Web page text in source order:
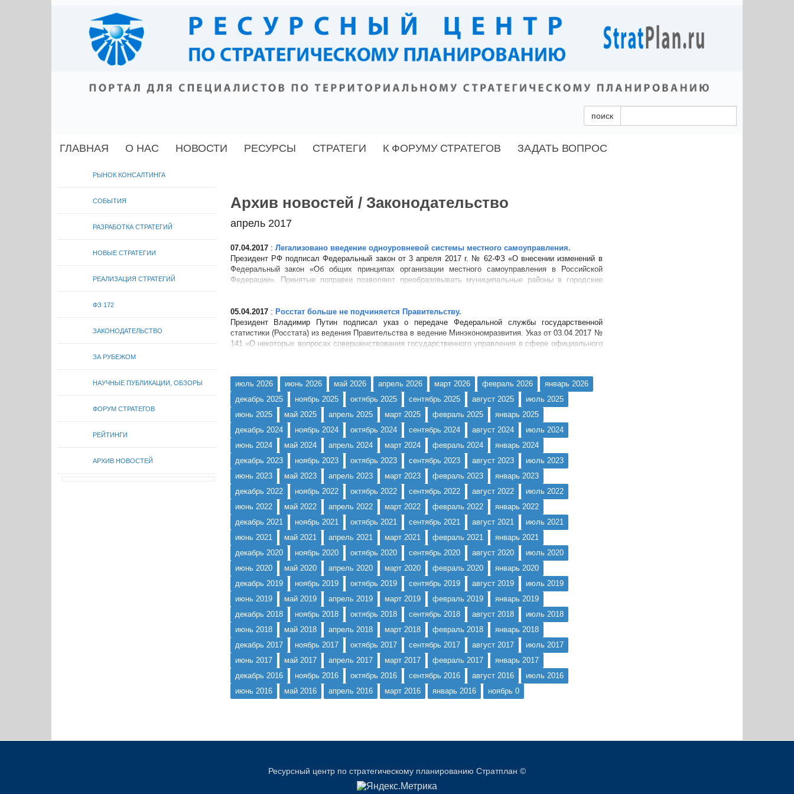
поиск
ГЛАВНАЯ О НАС НОВОСТИ РЕСУРСЫ СТРАТЕГИ К ФОРУМУ СТРАТЕГОВ ЗАДАТЬ ВОПРОС
РЫНОК КОНСАЛТИНГА
СОБЫТИЯ
РАЗРАБОТКА СТРАТЕГИЙ
НОВЫЕ СТРАТЕГИИ
РЕАЛИЗАЦИЯ СТРАТЕГИЙ
ФЗ 172
ЗАКОНОДАТЕЛЬСТВО
ЗА РУБЕЖОМ
НАУЧНЫЕ ПУБЛИКАЦИИ, ОБЗОРЫ
ФОРУМ СТРАТЕГОВ
РЕЙТИНГИ
АРХИВ НОВОСТЕЙ
Архив новостей / Законодательство
апрель 2017
07.04.2017: Легализовано введение одноуровневой системы местного самоуправления.
Президент РФ подписал Федеральный закон от 3 апреля 2017 г. № 62-ФЗ «О внесении изменений в
Федеральный закон «Об общих принципах организации местного самоуправления в Российской
Федерации». Принятые поправки позволяют преобразовывать муниципальные районы в городские
05.04.2017: Росстат больше не подчиняется Правительству.
Президент Владимир Путин подписал указ о передаче Федеральной службы государственной
статистики (Росстата) из ведения Правительства в ведение Минэкономразвития. Указ от 03.04.2017 №
141 «О некоторых вопросах совершенствования государственного управления в сфере официального
июль 2026 июнь 2026 май 2026 апрель 2026 март 2026 февраль 2026
январь 2026
декабрь 2025
ноябрь 2025 октябрь 2025 сентябрь 2025 август 2025
июль 2025
июнь 2025
май 2025 апрель 2025 март 2025 февраль 2025
январь 2025
декабрь 2024
ноябрь 2024 октябрь 2024 сентябрь 2024 август 2024
июль 2024
июнь 2024
май 2024 апрель 2024 март 2024 февраль 2024
январь 2024
декабрь 2023
ноябрь 2023 октябрь 2023 сентябрь 2023 август 2023
июль 2023
июнь 2023
май 2023 апрель 2023 март 2023 февраль 2023
январь 2023
декабрь 2022
ноябрь 2022 октябрь 2022 сентябрь 2022 август 2022
июль 2022
июнь 2022
май 2022 апрель 2022 март 2022 февраль 2022
январь 2022
декабрь 2021
ноябрь 2021 октябрь 2021 сентябрь 2021 август 2021
июль 2021
июнь 2021
май 2021 апрель 2021 март 2021 февраль 2021
январь 2021
декабрь 2020
ноябрь 2020 октябрь 2020 сентябрь 2020 август 2020
июль 2020
июнь 2020
май 2020 апрель 2020 март 2020 февраль 2020
январь 2020
декабрь 2019
ноябрь 2019 октябрь 2019 сентябрь 2019 август 2019
июль 2019
июнь 2019
май 2019 апрель 2019 март 2019 февраль 2019
январь 2019
декабрь 2018
ноябрь 2018 октябрь 2018 сентябрь 2018 август 2018
июль 2018
июнь 2018
май 2018 апрель 2018 март 2018 февраль 2018
январь 2018
декабрь 2017
ноябрь 2017 октябрь 2017 сентябрь 2017 август 2017
июль 2017
июнь 2017
май 2017 апрель 2017 март 2017 февраль 2017
январь 2017
декабрь 2016
ноябрь 2016 октябрь 2016 сентябрь 2016 август 2016
июль 2016
июнь 2016
май 2016 апрель 2016 март 2016 январь 2016 ноябрь 0
Ресурсный центр по стратегическому планированию Стратплан ©